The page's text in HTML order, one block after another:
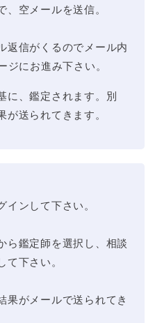
、空メールを送信。
返信がくるのでメール内
ジにお進み下さい。
に、鑑定されます。別
が送られてきます。
インして下さい。
ら鑑定師を選択し、相談
て下さい。
果がメールで送られてき